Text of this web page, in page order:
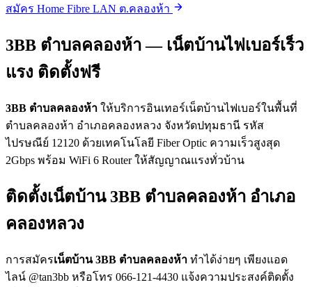
สมัคร Home Fibre LAN ต.คลองห้า
3BB ตำบลคลองห้า — เน็ตบ้านไฟเบอร์เร็ว
แรง ติดตั้งฟรี
3BB ตำบลคลองห้า ให้บริการอินเทอร์เน็ตบ้านไฟเบอร์ในพื้นที่
ตำบลคลองห้า อำเภอคลองหลวง จังหวัดปทุมธานี รหัส
ไปรษณีย์ 12120 ด้วยเทคโนโลยี Fiber Optic ความเร็วสูงสุด
2Gbps พร้อม WiFi 6 Router ให้สัญญาณแรงทั่วบ้าน
ติดตั้งเน็ตบ้าน 3BB ตำบลคลองห้า อำเภอ
คลองหลวง
การสมัครเน็ตบ้าน 3BB ตำบลคลองห้า ทำได้ง่ายๆ เพียงแอด
ไลน์ @tan3bb หรือโทร 066-121-4430 แจ้งความประสงค์ติดตั้ง